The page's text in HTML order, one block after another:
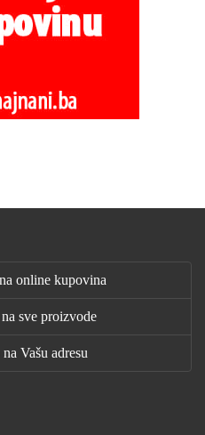
online kupovina
sve proizvode
Vašu adresu